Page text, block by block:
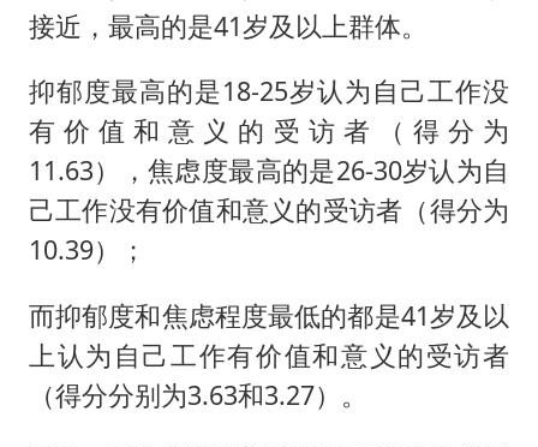
接近，最高的是41岁及以上群体。
抑郁度最高的是18-25岁认为自己工作没
有价值和意义的受访者（得分为
11.63），焦虑度最高的是26-30岁认为自
己工作没有价值和意义的受访者（得分为
10.39）；
而抑郁度和焦虑程度最低的都是41岁及以
上认为自己工作有价值和意义的受访者
（得分分别为3.63和3.27）。